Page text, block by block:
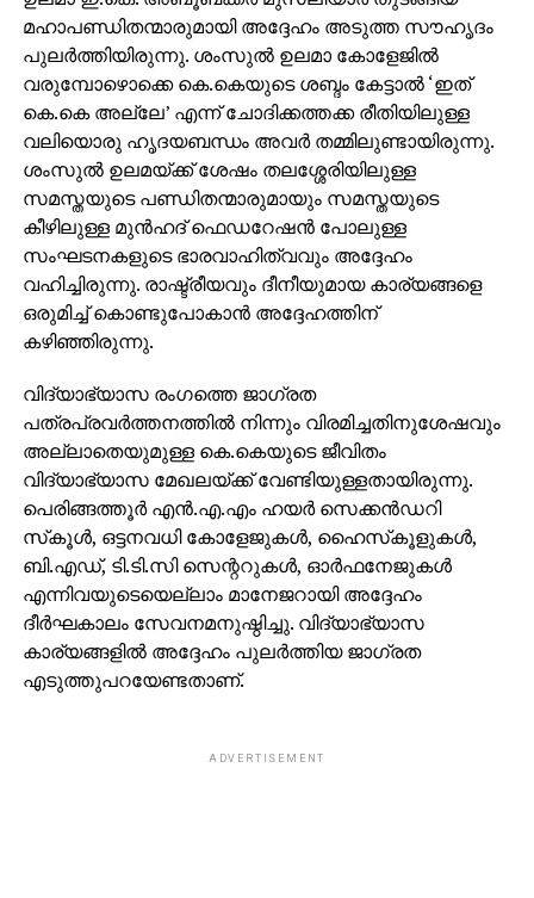
മഹാപണ്ഡിതന്മാരുമായി അദ്ദേഹം അടുത്ത സൗഹൃദം
പുലര്‍ത്തിയിരുന്നു. ശംസുല്‍ ഉലമാ കോളേജില്‍
വരുമ്പോഴൊക്കെ കെ.കെയുടെ ശബ്ദം കേട്ടാല്‍ ‘ഇത്
കെ.കെ അല്ലേ’ എന്ന് ചോദിക്കത്തക്ക രീതിയിലുള്ള
വലിയൊരു ഹൃദയബന്ധം അവര്‍ തമ്മിലുണ്ടായിരുന്നു.
ശംസുല്‍ ഉലമയ്ക്ക് ശേഷം തലശ്ശേരിയിലുള്ള
സമസ്തയുടെ പണ്ഡിതന്മാരുമായും സമസ്തയുടെ
കീഴിലുള്ള മുന്‍ഹദ് ഫെഡറേഷന്‍ പോലുള്ള
സംഘടനകളുടെ ഭാരവാഹിത്വവും അദ്ദേഹം
വഹിച്ചിരുന്നു. രാഷ്ട്രീയവും ദീനീയുമായ കാര്യങ്ങളെ
ഒരുമിച്ച് കൊണ്ടുപോകാന്‍ അദ്ദേഹത്തിന്
കഴിഞ്ഞിരുന്നു.
വിദ്യാഭ്യാസ രംഗത്തെ ജാഗ്രത
പത്രപ്രവര്‍ത്തനത്തില്‍ നിന്നും വിരമിച്ചതിനുശേഷവും
അല്ലാതെയുമുള്ള കെ.കെയുടെ ജീവിതം
വിദ്യാഭ്യാസ മേഖലയ്ക്ക് വേണ്ടിയുള്ളതായിരുന്നു.
പെരിങ്ങത്തൂര്‍ എന്‍.എ.എം ഹയര്‍ സെക്കന്‍ഡറി
സ്‌കൂള്‍, ഒട്ടനവധി കോളേജുകള്‍, ഹൈസ്‌കൂളുകള്‍,
ബി.എഡ്, ടി.ടി.സി സെന്ററുകള്‍, ഓര്‍ഫനേജുകള്‍
എന്നിവയുടെയെല്ലാം മാനേജറായി അദ്ദേഹം
ദീര്‍ഘകാലം സേവനമനുഷ്ഠിച്ചു. വിദ്യാഭ്യാസ
കാര്യങ്ങളില്‍ അദ്ദേഹം പുലര്‍ത്തിയ ജാഗ്രത
എടുത്തുപറയേണ്ടതാണ്.
ADVERTISEMENT